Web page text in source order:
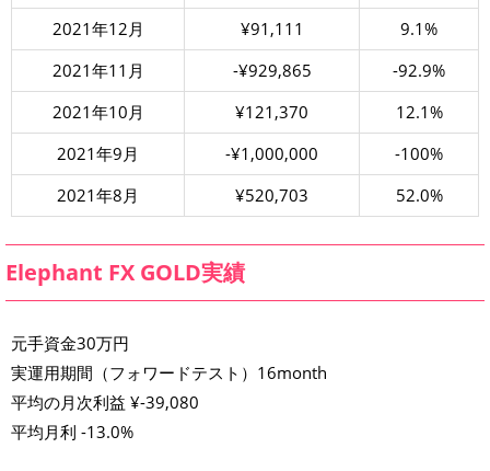
2021年12月
¥91,111
9.1%
2021年11月
-¥929,865
-92.9%
2021年10月
¥121,370
12.1%
2021年9月
-¥1,000,000
-100%
2021年8月
¥520,703 52.0%
Elephant FX GOLD実績
元手資金30万円
実運用期間（フォワードテスト）16month
平均の月次利益 ¥-39,080
平均月利 -13.0%